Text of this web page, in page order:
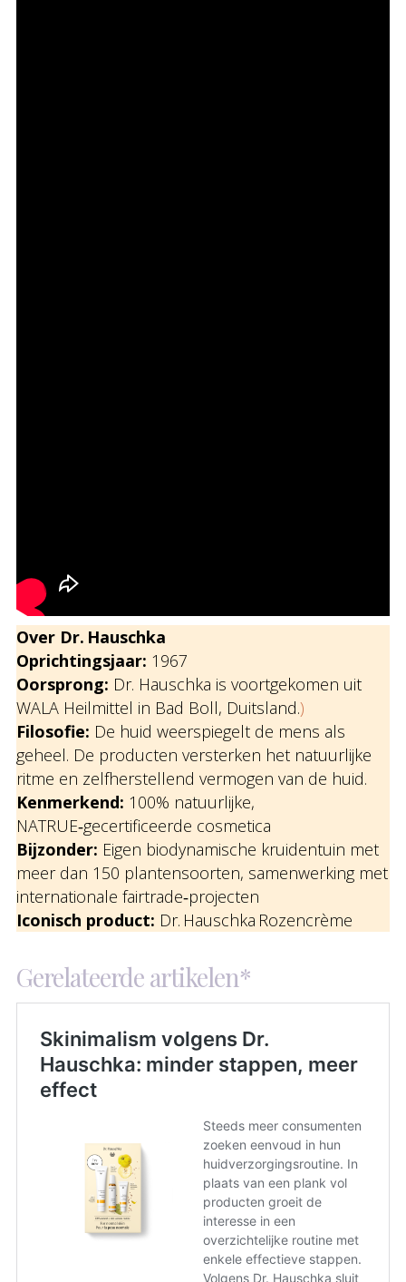
Over Dr. Hauschka
Oprichtingsjaar: 1967
Oorsprong: Dr. Hauschka is voortgekomen uit
WALA Heilmittel in Bad Boll, Duitsland.)
Filosofie: De huid weerspiegelt de mens als
geheel. De producten versterken het natuurlijke
ritme en zelfherstellend vermogen van de huid.
Kenmerkend: 100% natuurlijke,
NATRUE‑gecertificeerde cosmetica
Bijzonder: Eigen biodynamische kruidentuin met
meer dan 150 plantensoorten, samenwerking met
internationale fairtrade‑projecten
Iconisch product: Dr. Hauschka Rozencrème
Gerelateerde artikelen*